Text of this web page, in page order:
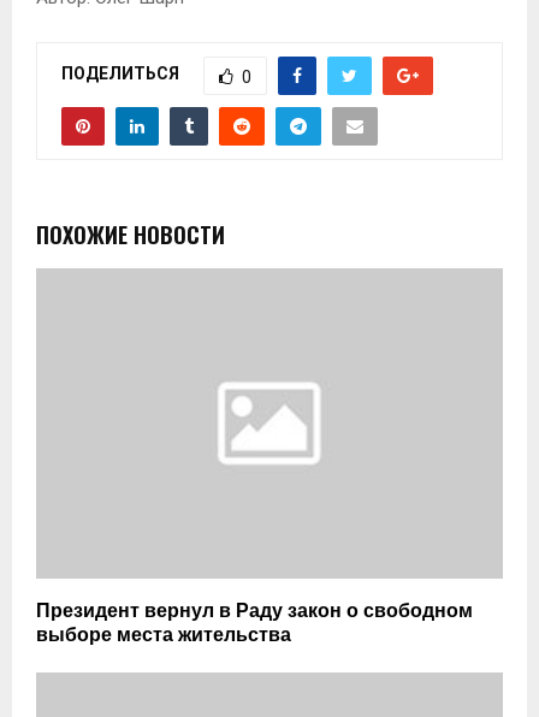
ПОДЕЛИТЬСЯ 0
ПОХОЖИЕ НОВОСТИ
Президент вернул в Раду закон о свободном
выборе места жительства